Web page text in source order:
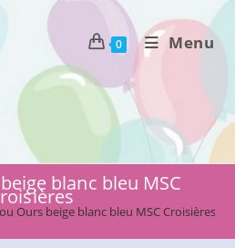
0 Menu
blanc bleu MSC
Ours beige blanc bleu MSC Croisières